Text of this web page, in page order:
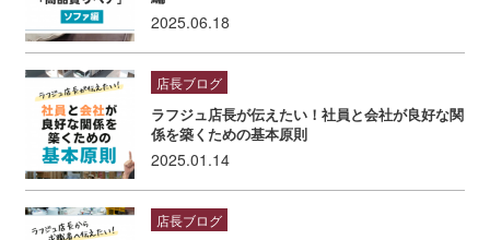
2025.06.18
店長ブログ
ラフジュ店長が伝えたい！社員と会社が良好な関
係を築くための基本原則
2025.01.14
店長ブログ